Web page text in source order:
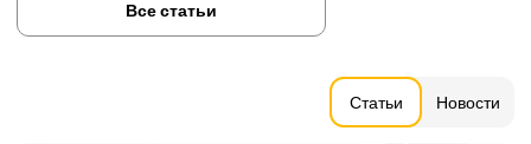
Статьи Новости
Все статьи